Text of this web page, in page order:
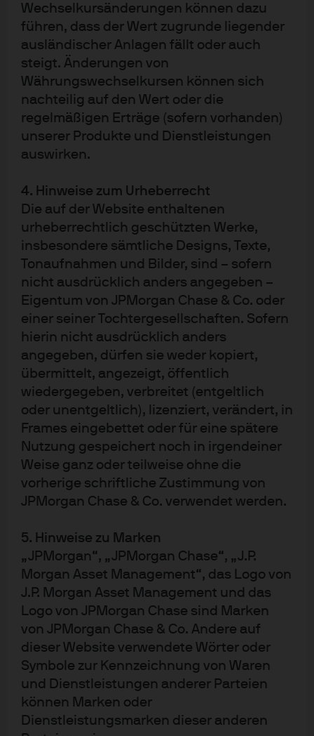
Wechselkursänderungen können dazu
führen, dass der Wert zugrunde liegender
ausländischer Anlagen fällt oder auch
steigt. Änderungen von
Währungswechselkursen können sich
nachteilig auf den Wert oder die
regelmäßigen Erträge (sofern vorhanden)
unserer Produkte und Dienstleistungen
auswirken.
4. Hinweise zum Urheberrecht
Die auf der Website enthaltenen
urheberrechtlich geschützten Werke,
insbesondere sämtliche Designs, Texte,
Tonaufnahmen und Bilder, sind – sofern
nicht ausdrücklich anders angegeben –
Eigentum von JPMorgan Chase & Co. oder
einer seiner Tochtergesellschaften. Sofern
hierin nicht ausdrücklich anders
angegeben, dürfen sie weder kopiert,
übermittelt, angezeigt, öffentlich
wiedergegeben, verbreitet (entgeltlich
oder unentgeltlich), lizenziert, verändert, in
Frames eingebettet oder für eine spätere
Nutzung gespeichert noch in irgendeiner
Weise ganz oder teilweise ohne die
vorherige schriftliche Zustimmung von
JPMorgan Chase & Co. verwendet werden.
5. Hinweise zu Marken
„JPMorgan“, „JPMorgan Chase“, „J.P.
Morgan Asset Management“, das Logo von
J.P. Morgan Asset Management und das
Logo von JPMorgan Chase sind Marken
von JPMorgan Chase & Co. Andere auf
dieser Website verwendete Wörter oder
Symbole zur Kennzeichnung von Waren
und Dienstleistungen anderer Parteien
können Marken oder
Dienstleistungsmarken dieser anderen
Wie bei Infrastruktur Equity rücken auch ESG-Aspekte in
den Fokus. ESG-Aspekte ebenfalls in den Fokus. Die
Angleichung der Nachfrage- und Angebotsfaktoren für
erneuerbare Energien hat den Finanzierungsbedarf
stark ansteigen lassen. Dies wird wahrscheinlich zu
einer höheren Allokation in Infrastrukturanleihen aus
dem Bereich erneuerbarer Energien führen.
MEHR ERFAHREN
Alternative Anlagen
Unser breites Spektrum alternativer Anlagestrategien
wurde dafür entwickelt, Anlegern reale Erträge zu
streuen. Unsere Strategien bieten reale Vermögenswerte,
Private Equity und Private Credit, Liquid Alternatives und
Hedgefonds.
Unsere alternative Anlagestrategien
JPMorgan Funds - Multi-Manager
Alternatives Fund
Profitieren Sie von unkorrelierten Erträgen mit geringer
Mehr zum Fonds
Zunehmende sektorübergreifende
Stabilität
Während die globalen Investitionen im Transportwesen an
Umfang und Größe zugenommen haben, ist die
eigentliche Anlageklasse immer noch den wenigsten
institutionellen Anlegern bekannt.